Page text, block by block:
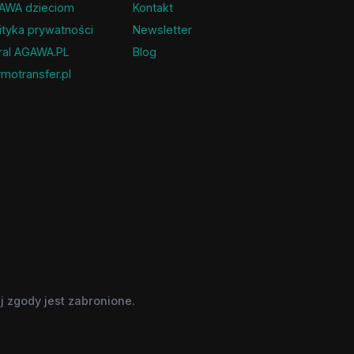
dzieciom
prywatności
AGAWA.PL
Kontakt
Newsletter
Blog
zgody jest zabronione.